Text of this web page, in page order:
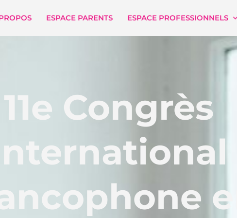
ESPACE PARENTS ESPACE PROFESSIONNELS
11e Congrès
en